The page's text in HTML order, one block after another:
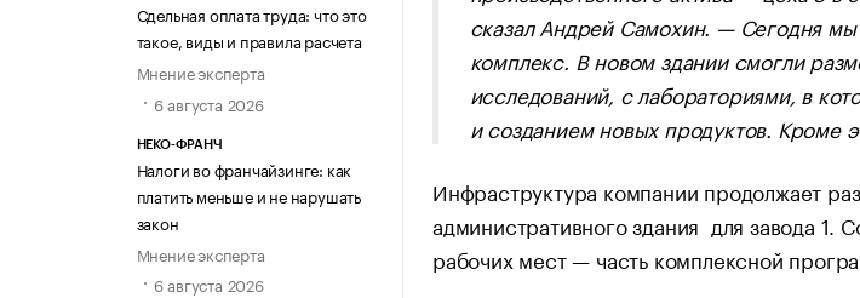
Сдельная оплата труда: что это
такое, виды и правила расчета
Мнение эксперта
6 августа 2026
НЕКО-ФРАНЧ
Налоги во франчайзинге: как
платить меньше и не нарушать
закон
Мнение эксперта
6 августа 2026
сказал Андрей Самохин. — Сегодня
комплекс. В новом здании смогли
исследований, с лабораториями, в
и созданием новых продуктов. Кроме
Инфраструктура компании продолжает
административного здания для завода
рабочих мест — часть комплексной